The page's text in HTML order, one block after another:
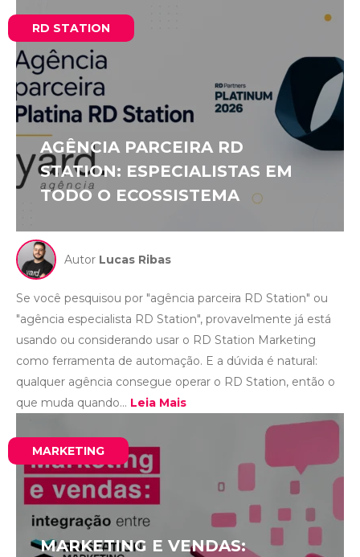
RD STATION
AGÊNCIA PARCEIRA RD
STATION: ESPECIALISTAS EM
TODO O ECOSSISTEMA
Autor Lucas Ribas
Se você pesquisou por "agência parceira RD Station" ou
"agência especialista RD Station", provavelmente já está
usando ou considerando usar o RD Station Marketing
como ferramenta de automação. E a dúvida é natural:
qualquer agência consegue operar o RD Station, então o
que muda quando... Leia Mais
MARKETING
MARKETING E VENDAS: